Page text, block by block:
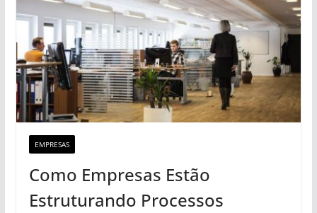
EMPRESAS
Como Empresas Estão
Estruturando Processos